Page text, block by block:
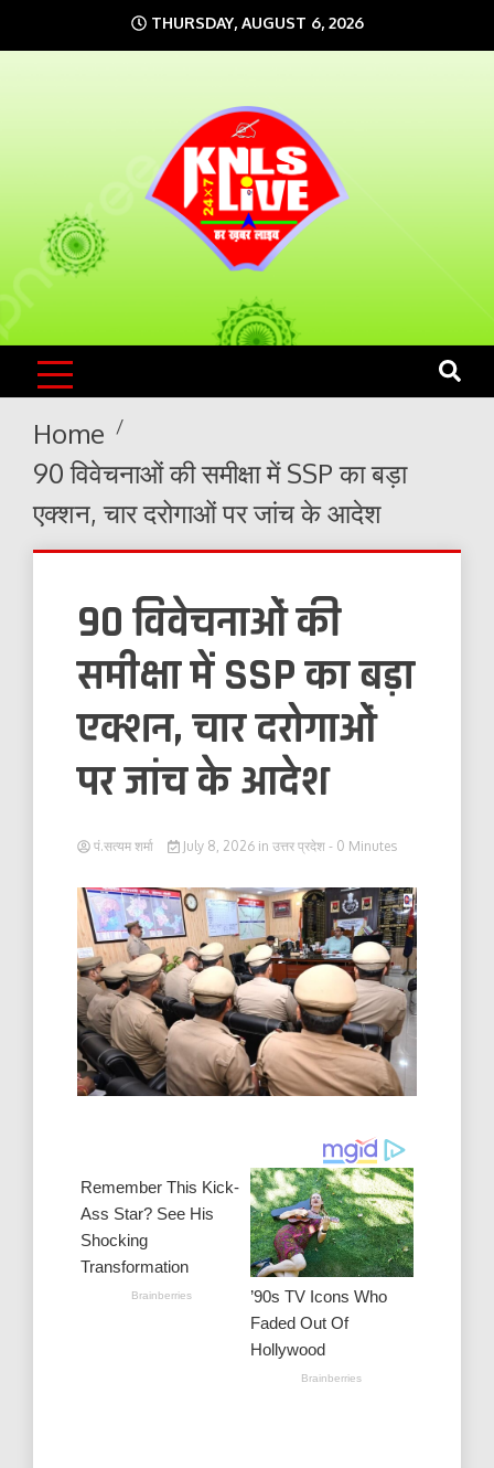
to
THURSDAY, AUGUST 6, 2026
KNLS LIVE
India`s No.1 News Portal
Home
90 विवेचनाओं की समीक्षा में SSP का बड़ा
एक्शन, चार दरोगाओं पर जांच के आदेश
90 विवेचनाओं की
समीक्षा में SSP का बड़ा
एक्शन, चार दरोगाओं
पर जांच के आदेश
पं.सत्यम शर्मा July 8, 2026 in उत्तर प्रदेश - 0 Minutes